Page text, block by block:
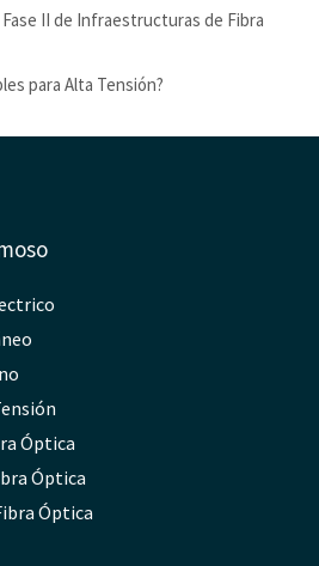
II de Infraestructuras de Fibra
para Alta Tensión?
Óptica
Óptica
Óptica